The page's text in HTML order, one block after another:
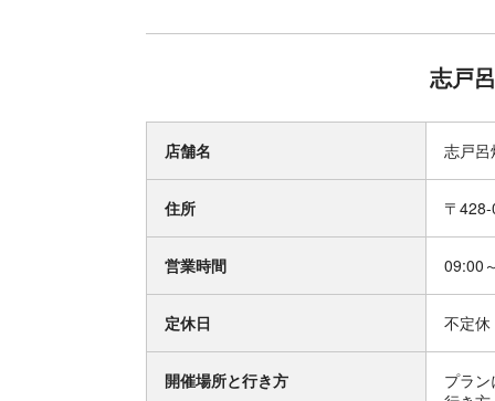
志戸
店舗名 志戸
住所 〒
営業時間 09:00
定休日 不定休
開催場所と行き方
プラ